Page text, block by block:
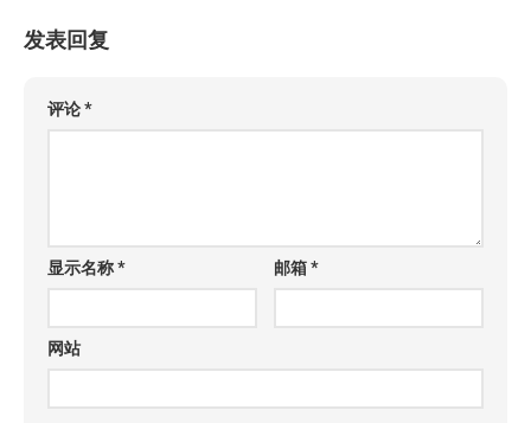
发表回复
评论*
显示名称* 邮箱*
网站